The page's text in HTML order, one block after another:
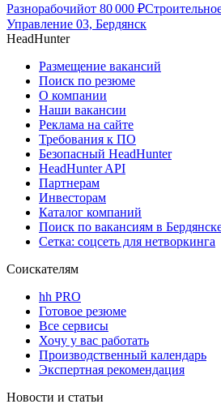
Разнорабочийот 80 000 ₽
Управление 03, Бердянск
HeadHunter
Размещение вакансий
Поиск по резюме
О компании
Наши вакансии
Реклама на сайте
Требования к ПО
Безопасный HeadHunter
HeadHunter API
Партнерам
Инвесторам
Каталог компаний
Поиск по вакансиям в
Сетка: соцсеть для нетворкинга
Соискателям
hh PRO
Готовое резюме
Все сервисы
Хочу у вас работать
Производственный календарь
Экспертная рекомендация
Новости и статьи